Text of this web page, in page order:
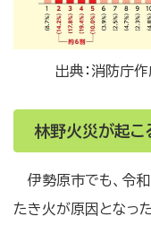
出典：消防庁作
林野火災が起こ
伊勢原市でも、令
たき火が原因となっ